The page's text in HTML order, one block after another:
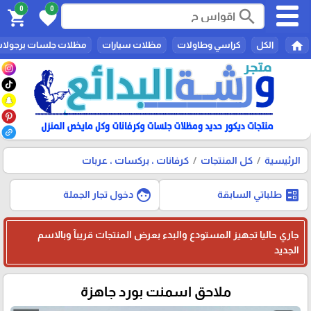
search
0
favorite
0
shopping_cart
home الكل كراسي وطاولات مظلات سيارات مظلات جلسات
الرئيسية كل المنتجات كرفانات ، بركسات ، عربات
ballot طلباتي السابقة face دخول تجار الجملة
جاري حاليا تجهيز المستودع والبدء بعرض المنتجات قريبآ وبالاسم
الجديد
ملاحق اسمنت بورد جاهزة